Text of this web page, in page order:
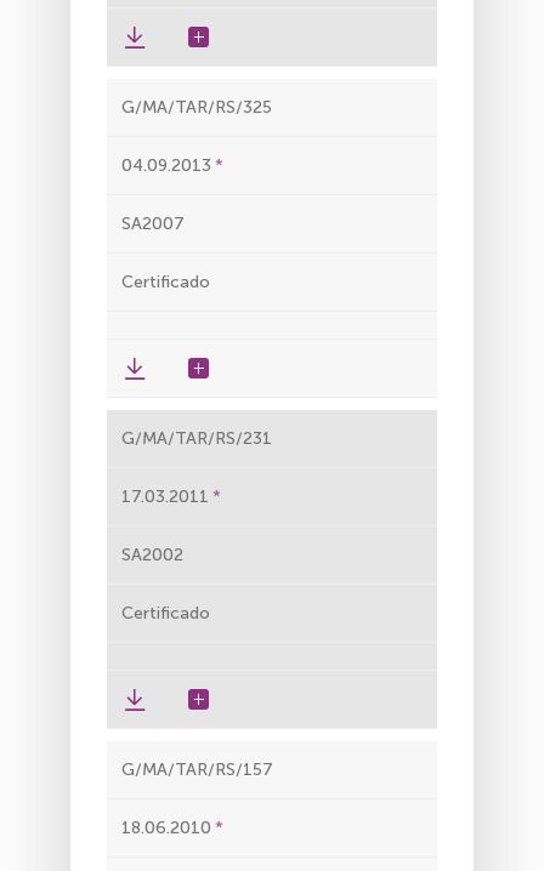
G/MA/TAR/RS/325
04.09.2013
SA2007
Certificado
G/MA/TAR/RS/231
17.03.2011
SA2002
Certificado
G/MA/TAR/RS/157
18.06.2010